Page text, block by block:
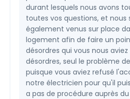
durant lesquels nous avons
toutes vos questions, et nous
également venus sur place
logement afin de faire un
désordres qui vous nous
désordres, seul le problème
puisque vous aviez refusé
notre électricien pour qu'il
a pas de procédure auprès